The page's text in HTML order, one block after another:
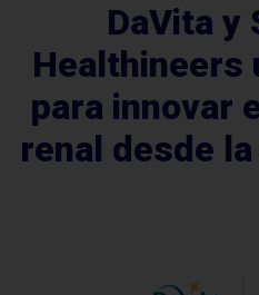
DaVita y
Healthineers
para innovar
renal desde